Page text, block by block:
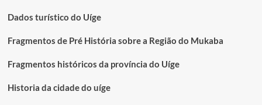
Dados turístico do Uíge
Fragmentos de Pré História sobre a Região do Mukaba
Fragmentos históricos da província do Uíge
Historia da cidade do uíge